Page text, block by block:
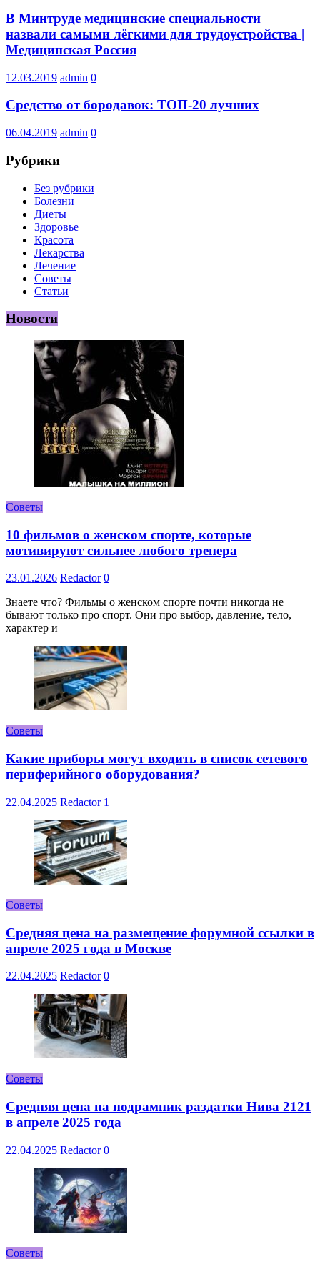
В Минтруде медицинские специальности
назвали самыми лёгкими для трудоустройства |
Медицинская Россия
12.03.2019 admin 0
Cpeдcтвo oт бopoдaвoк: TOП-20 лучшиx
06.04.2019 admin 0
Рубрики
Без рубрики
Болезни
Диеты
Здоровье
Красота
Лекарства
Лечение
Советы
Статьи
Новости
Советы
10 фильмов о женском спорте, которые
мотивируют сильнее любого тренера
23.01.2026 Redactor 0
Знаете что? Фильмы о женском спорте почти никогда не
бывают только про спорт. Они про выбор, давление, тело,
характер и
Советы
Какие приборы могут входить в список сетевого
периферийного оборудования?
22.04.2025 Redactor 1
Советы
Средняя цена на размещение форумной ссылки в
апреле 2025 года в Москве
22.04.2025 Redactor 0
Советы
Средняя цена на подрамник раздатки Нива 2121
в апреле 2025 года
22.04.2025 Redactor 0
Советы